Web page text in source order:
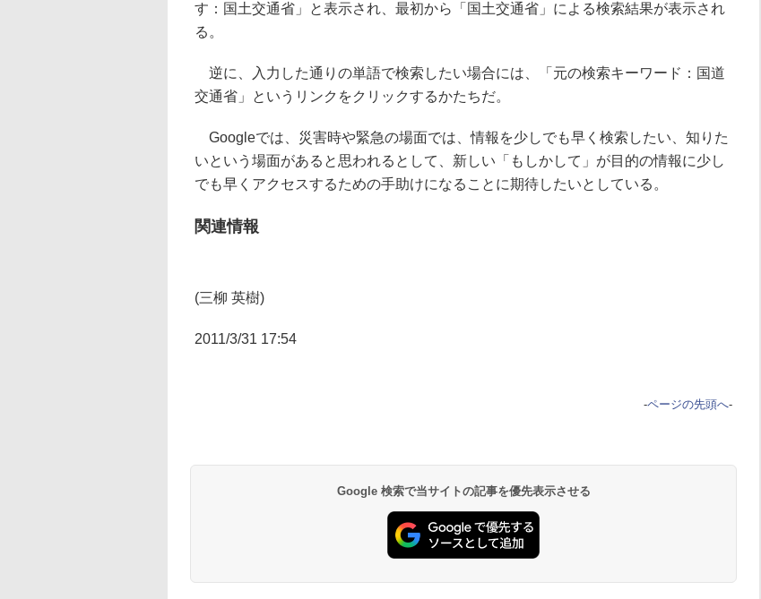
す：国土交通省」と表示され、最初から「国土交通省」による検索結果が表示され
る。
逆に、入力した通りの単語で検索したい場合には、「元の検索キーワード：国道
交通省」というリンクをクリックするかたちだ。
Googleでは、災害時や緊急の場面では、情報を少しでも早く検索したい、知りた
いという場面があると思われるとして、新しい「もしかして」が目的の情報に少し
でも早くアクセスするための手助けになることに期待したいとしている。
関連情報
(三柳 英樹)
2011/3/31 17:54
-ページの先頭へ-
Google 検索で当サイトの記事を優先表示させる